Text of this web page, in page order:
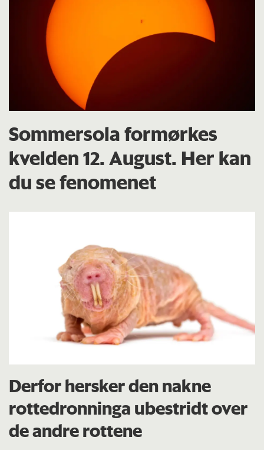
Sommersola formørkes
kvelden 12. August. Her kan
du se fenomenet
Derfor hersker den nakne
rottedronninga ubestridt over
de andre rottene